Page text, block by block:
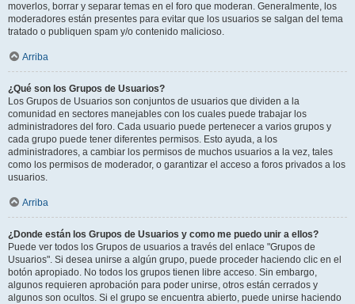
moverlos, borrar y separar temas en el foro que moderan. Generalmente, los
moderadores están presentes para evitar que los usuarios se salgan del tema
tratado o publiquen spam y/o contenido malicioso.
Arriba
¿Qué son los Grupos de Usuarios?
Los Grupos de Usuarios son conjuntos de usuarios que dividen a la
comunidad en sectores manejables con los cuales puede trabajar los
administradores del foro. Cada usuario puede pertenecer a varios grupos y
cada grupo puede tener diferentes permisos. Esto ayuda, a los
administradores, a cambiar los permisos de muchos usuarios a la vez, tales
como los permisos de moderador, o garantizar el acceso a foros privados a los
usuarios.
Arriba
¿Donde están los Grupos de Usuarios y como me puedo unir a ellos?
Puede ver todos los Grupos de usuarios a través del enlace "Grupos de
Usuarios". Si desea unirse a algún grupo, puede proceder haciendo clic en el
botón apropiado. No todos los grupos tienen libre acceso. Sin embargo,
algunos requieren aprobación para poder unirse, otros están cerrados y
algunos son ocultos. Si el grupo se encuentra abierto, puede unirse haciendo